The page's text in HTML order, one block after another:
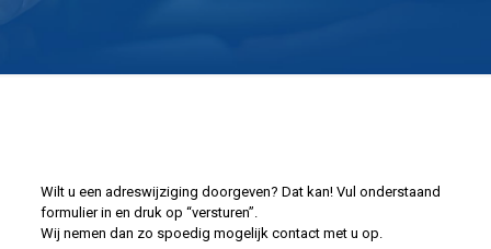
Wilt u een adreswijziging doorgeven? Dat kan! Vul onderstaand
formulier in en druk op “versturen”.
Wij nemen dan zo spoedig mogelijk contact met u op.